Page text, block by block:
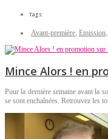
Tags:
Avant-première, Emission,
Mince Alors ! en
Pour la dernière semaine avant la
se sont enchaînées. Retrouvez les